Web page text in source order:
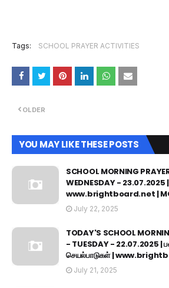
Tags: SCHOOL PRAYER ACTIVITIES
OLDER
YOU MAY LIKE THESE POSTS
SCHOOL MORNING
WEDNESDAY - 23.07.2025 |
www.brightboard.net |
July 22, 2025
TODAY'S SCHOOL
- TUESDAY - 22.07.2025 |
செயல்பாடுகள் |
July 21, 2025